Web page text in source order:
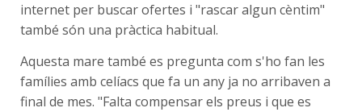
internet per buscar ofertes i "rascar algun cèntim"
també són una pràctica habitual.
Aquesta mare també es pregunta com s'ho fan les
famílies amb celíacs que fa un any ja no arribaven a
final de mes. "Falta compensar els preus i que es